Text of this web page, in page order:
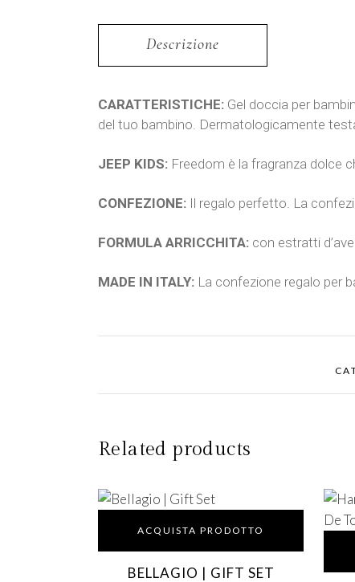
Descrizione
CARATTERISTICHE: Gel doccia per
del tuo bambino. Dermatologicamente
JEEP KIDS: Freedom è la fragranza dolce
CONFEZIONE: Il regalo perfetto. La
FORMULA ARRICCHITA: con estratti
MADE IN ITALY: La confezione regalo per
Related products
ACQUISTA PRODOTTO
BELLAGIO | GIFT SET